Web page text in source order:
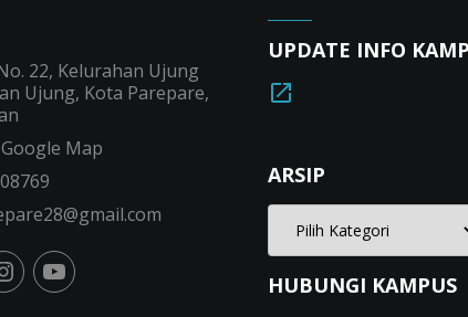
22, Kelurahan Ujung
Ujung, Kota Parepare,
Map
UPDATE INFO
ARSIP
HUBUNGI KAMPUS